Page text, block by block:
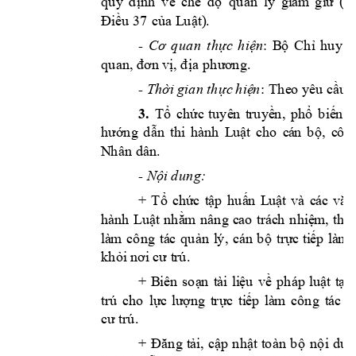
Điều 37 của Luật).
- Cơ quan thực hiện: Bộ Chỉ huy
quan, đơn vị, địa phương.
- Thời gian thực hiện: Theo yêu cầu
3. Tổ chức tuyên truyền, phổ biến
hướng dẫn thi hành Luật cho cán bộ, côn
Nhân dân.
- Nội dung:
+ Tổ chức tập huấn Luật và các v
hành Luật nhằm nâng cao trách nhiệm, thố
làm công tác quản lý, cán bộ trực tiếp làm
khỏi nơi cư trú.
+ Biên soạn tài liệu về pháp luật t
trú cho lực lượng trực tiếp làm công tác
cư trú.
+ Đăng tải, cập nhật toàn bộ nội du